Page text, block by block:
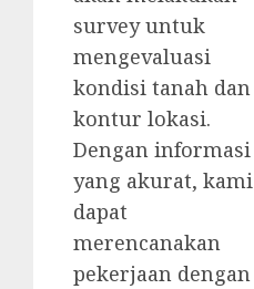
survey untuk
mengevaluasi
kondisi tanah dan
kontur lokasi.
Dengan informasi
yang akurat, kami
dapat
merencanakan
pekerjaan dengan